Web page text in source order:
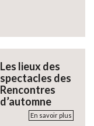
Les lieux des
spectacles des
Rencontres
d’automne
En savoir plus